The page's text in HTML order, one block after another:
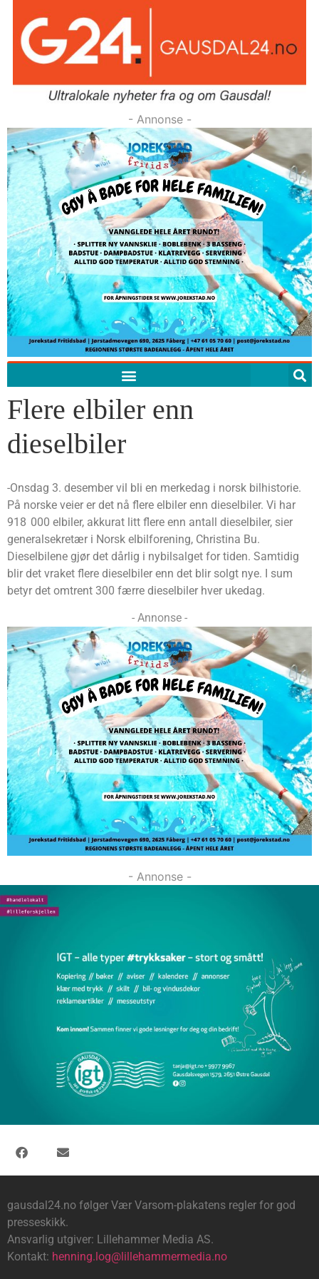
- Annonse -
Flere elbiler enn
dieselbiler
-Onsdag 3. desember vil bli en merkedag i norsk bilhistorie.
På norske veier er det nå flere elbiler enn dieselbiler. Vi har
918 000 elbiler, akkurat litt flere enn antall dieselbiler, sier
generalsekretær i Norsk elbilforening, Christina Bu.
Dieselbilene gjør det dårlig i nybilsalget for tiden. Samtidig
blir det vraket flere dieselbiler enn det blir solgt nye. I sum
betyr det omtrent 300 færre dieselbiler hver ukedag.
- Annonse -
- Annonse -
gausdal24.no følger Vær Varsom-plakatens regler for god
presseskikk.
Ansvarlig utgiver: Lillehammer Media AS.
Kontakt: henning.log@lillehammermedia.no